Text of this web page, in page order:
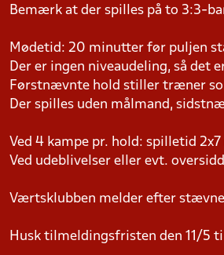
Bemærk at der spilles på to 3:3-
Mødetid: 20 minutter før puljen
Der er ingen niveaudeling, så det
Førstnævnte hold stiller træner
Der spilles uden målmand,
Ved 4 kampe pr. hold: spilletid
Ved udeblivelser eller evt.
Værtsklubben melder efter
Husk tilmeldingsfristen den 11/5